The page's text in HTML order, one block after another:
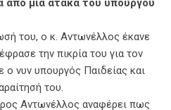
μια ατάκα του υπουργού
του, ο κ. Αντωνέλλος έκανε
την πικρία του για τον
ο νυν υπουργός Παιδείας και
του.
Αντωνέλλος αναφέρει πως